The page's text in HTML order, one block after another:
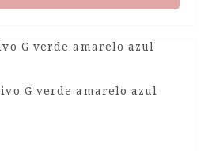
G verde amarelo azul